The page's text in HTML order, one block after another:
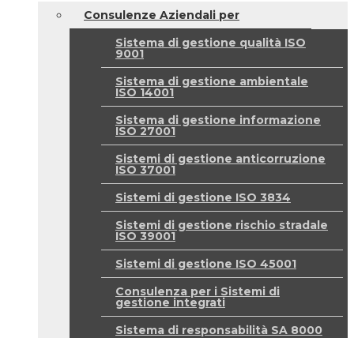
Consulenze Aziendali per
Sistema di gestione qualità ISO
9001
Sistema di gestione ambientale
ISO 14001
Sistema di gestione informazione
ISO 27001
Sistemi di gestione anticorruzione
ISO 37001
Sistemi di gestione ISO 3834
Sistemi di gestione rischio stradale
ISO 39001
Sistemi di gestione ISO 45001
Consulenza per i Sistemi di
gestione integrati
Sistema di responsabilità SA 8000